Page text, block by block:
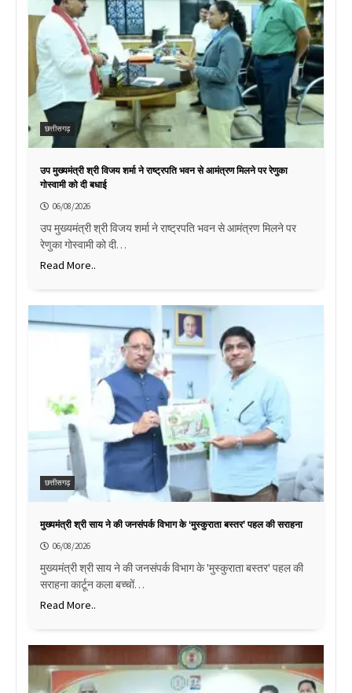
छत्तीसगढ़
उप मुख्यमंत्री श्री विजय शर्मा ने राष्ट्रपति भवन से आमंत्रण मिलने पर रेणुका
गोस्वामी को दी बधाई
06/08/2026
उप मुख्यमंत्री श्री विजय शर्मा ने राष्ट्रपति भवन से आमंत्रण मिलने पर
रेणुका गोस्वामी को दी…
Read More..
छत्तीसगढ़
मुख्यमंत्री श्री साय ने की जनसंपर्क विभाग के ‘मुस्कुराता बस्तर’ पहल की सराहना
06/08/2026
मुख्यमंत्री श्री साय ने की जनसंपर्क विभाग के 'मुस्कुराता बस्तर' पहल की
सराहना कार्टून कला बच्चों…
Read More..